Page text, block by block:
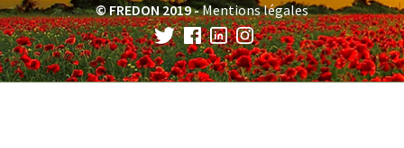
© FREDON 2019 -Mentions légales